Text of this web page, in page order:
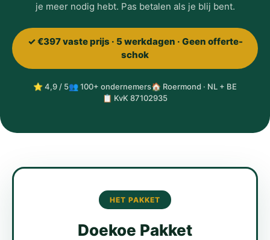
je meer nodig hebt. Pas betalen als je blij bent.
✓ €397 vaste prijs · 5 werkdagen · Geen offerte-
schok
⭐ 4,9 / 5👥 100+ ondernemers🏠 Roermond · NL + BE
📋 KvK 87102935
HET PAKKET
Doekoe Pakket